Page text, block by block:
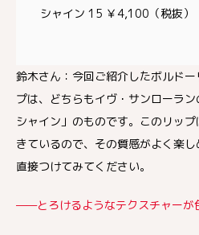
シャイン 15 ￥4,100（税抜）
鈴木さん：今回ご紹介したボルド
プは、どちらもイヴ・サンローラ
シャイン」のものです。このリッ
きているので、その質感がよく楽
直接つけてみてください。
——とろけるようなテクスチャーが